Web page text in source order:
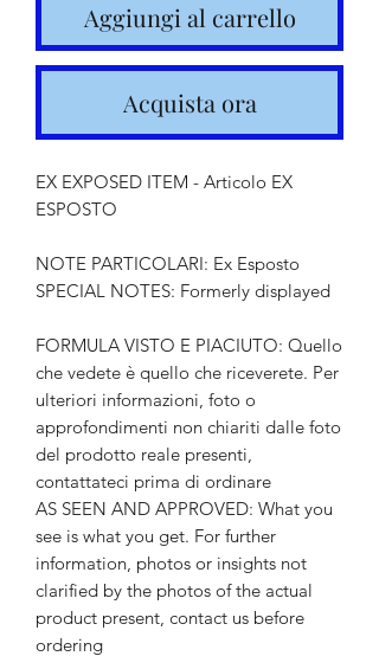
Aggiungi al carrello
Acquista ora
EX EXPOSED ITEM - Articolo EX
ESPOSTO
NOTE PARTICOLARI: Ex Esposto
SPECIAL NOTES: Formerly displayed
FORMULA VISTO E PIACIUTO: Quello
che vedete è quello che riceverete. Per
ulteriori informazioni, foto o
approfondimenti non chiariti dalle foto
del prodotto reale presenti,
contattateci prima di ordinare
AS SEEN AND APPROVED: What you
see is what you get. For further
information, photos or insights not
clarified by the photos of the actual
product present, contact us before
ordering